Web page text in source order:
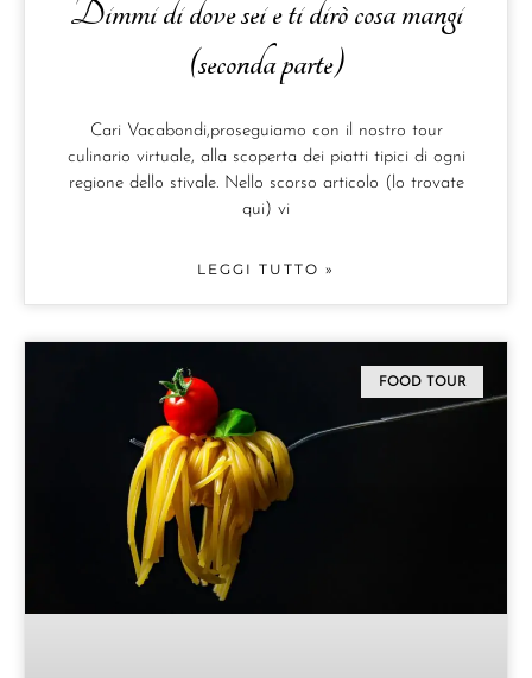
Dimmi di dove sei e ti dirò cosa mangi
(seconda parte)
Cari Vacabondi,proseguiamo con il nostro tour
culinario virtuale, alla scoperta dei piatti tipici di ogni
regione dello stivale. Nello scorso articolo (lo trovate
qui) vi
LEGGI TUTTO »
FOOD TOUR